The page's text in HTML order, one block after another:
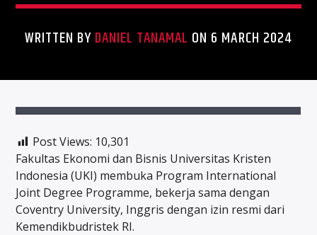
WRITTEN BYDANIEL TANAMAL ON 6 MARCH 2024
Post Views: 10,301
Fakultas Ekonomi dan Bisnis Universitas Kristen
Indonesia (UKI) membuka Program International
Joint Degree Programme, bekerja sama dengan
Coventry University, Inggris dengan izin resmi dari
Kemendikbudristek RI.